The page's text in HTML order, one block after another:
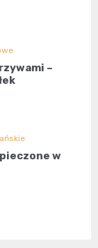
–
w